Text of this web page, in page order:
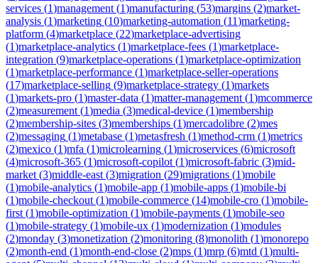
services (1)management (1)manufacturing (53)margins (2)market-
analysis (1)marketing (10)marketing-automation (11)marketing-
platform (4)marketplace (22)marketplace-advertising
(1)marketplace-analytics (1)marketplace-fees (1)marketplace-
integration (9)marketplace-operations (1)marketplace-optimization
(1)marketplace-performance (1)marketplace-seller-operations
(17)marketplace-selling (9)marketplace-strategy (1)markets
(1)markets-pro (1)master-data (1)matter-management (1)mcommerce
(2)measurement (1)media (3)medical-device (1)membership
(2)membership-sites (3)memberships (1)mercadolibre (2)mes
(2)messaging (1)metabase (1)metasfresh (1)method-crm (1)metrics
(2)mexico (1)mfa (1)microlearning (1)microservices (6)microsoft
(4)microsoft-365 (1)microsoft-copilot (1)microsoft-fabric (3)mid-
market (3)middle-east (3)migration (29)migrations (1)mobile
(1)mobile-analytics (1)mobile-app (1)mobile-apps (1)mobile-bi
(1)mobile-checkout (1)mobile-commerce (14)mobile-cro (1)mobile-
first (1)mobile-optimization (1)mobile-payments (1)mobile-seo
(1)mobile-strategy (1)mobile-ux (1)modernization (1)modules
(2)monday (3)monetization (2)monitoring (8)monolith (1)monorepo
(2)month-end (1)month-end-close (2)mps (1)mrp (6)mtd (1)multi-